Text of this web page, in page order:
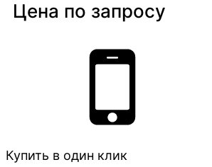
Цена по запросу
Купить в один клик